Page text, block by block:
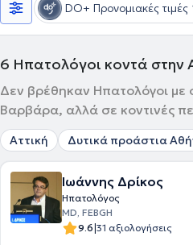
DO+ Προνομιακές τιμές
6 Ηπατολόγοι κοντά
Δεν βρέθηκαν Ηπατολόγοι με
Βαρβάρα, αλλά σε κοντινές
Αττική Δυτικά προάστια
Ιωάννης Δρίκος
Ηπατολόγος
MD, FEBGH
9.6|31 αξιολογήσεις